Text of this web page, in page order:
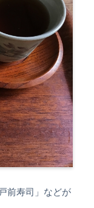
前寿司」などが